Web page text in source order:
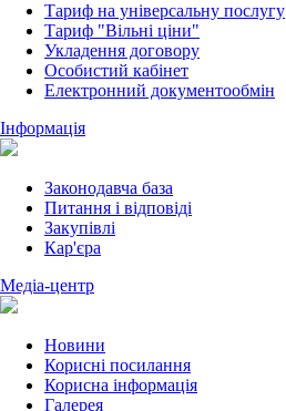
Тариф на універсальну послугу
Тариф "Вільні ціни"
Укладення договору
Особистий кабінет
Електронний документообмін
Інформація
Законодавча база
Питання і відповіді
Закупівлі
Кар'єра
Медіа-центр
Новини
Корисні посилання
Корисна інформація
Галерея